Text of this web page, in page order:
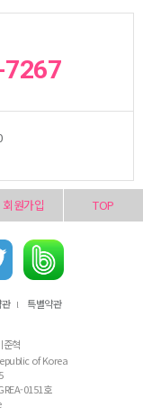
회원가입 TOP
l 특별약관
준혁
of Korea
0151호